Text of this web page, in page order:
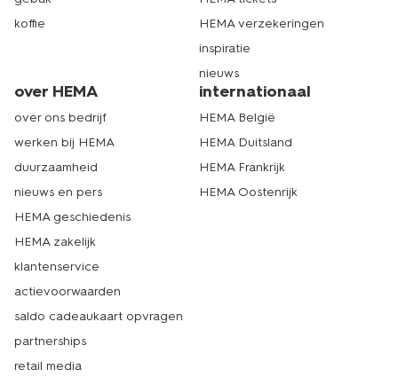
koffie
HEMA verzekeringen
inspiratie
nieuws
over HEMA
over ons bedrijf
werken bij HEMA
duurzaamheid
nieuws en pers
HEMA geschiedenis
HEMA zakelijk
klantenservice
actievoorwaarden
saldo cadeaukaart opvragen
partnerships
retail media
internationaal
HEMA België
HEMA Duitsland
HEMA Frankrijk
HEMA Oostenrijk